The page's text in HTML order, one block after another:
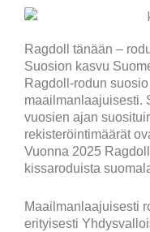
Ragdoll tänään –
Suosion kasvu
Ragdoll-rodun
maailmanlaajuisesti.
vuosien ajan
rekisteröintimäärät
Vuonna 2025
kissaroduista
Maailmanlaajuisesti
erityisesti